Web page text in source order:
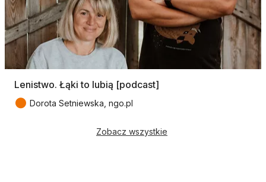
Lenistwo. Łąki to lubią [podcast]
● Dorota Setniewska, ngo.pl
Zobacz wszystkie